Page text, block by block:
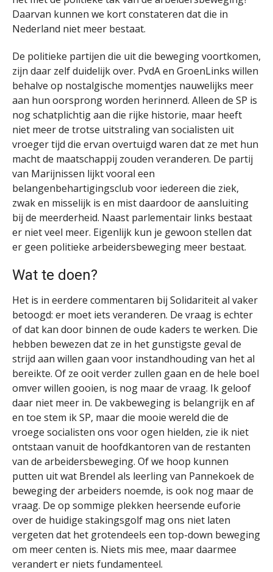
Daarvan kunnen we kort constateren dat die in
Nederland niet meer bestaat.
De politieke partijen die uit die beweging voortkomen,
zijn daar zelf duidelijk over. PvdA en GroenLinks willen
behalve op nostalgische momentjes nauwelijks meer
aan hun oorsprong worden herinnerd. Alleen de SP is
nog schatplichtig aan die rijke historie, maar heeft
niet meer de trotse uitstraling van socialisten uit
vroeger tijd die ervan overtuigd waren dat ze met hun
macht de maatschappij zouden veranderen. De partij
van Marijnissen lijkt vooral een
belangenbehartigingsclub voor iedereen die ziek,
zwak en misselijk is en mist daardoor de aansluiting
bij de meerderheid. Naast parlementair links bestaat
er niet veel meer. Eigenlijk kun je gewoon stellen dat
er geen politieke arbeidersbeweging meer bestaat.
Wat te doen?
Het is in eerdere commentaren bij Solidariteit al vaker
betoogd: er moet iets veranderen. De vraag is echter
of dat kan door binnen de oude kaders te werken. Die
hebben bewezen dat ze in het gunstigste geval de
strijd aan willen gaan voor instandhouding van het al
bereikte. Of ze ooit verder zullen gaan en de hele boel
omver willen gooien, is nog maar de vraag. Ik geloof
daar niet meer in. De vakbeweging is belangrijk en af
en toe stem ik SP, maar die mooie wereld die de
vroege socialisten ons voor ogen hielden, zie ik niet
ontstaan vanuit de hoofdkantoren van de restanten
van de arbeidersbeweging. Of we hoop kunnen
putten uit wat Brendel als leerling van Pannekoek de
beweging der arbeiders noemde, is ook nog maar de
vraag. De op sommige plekken heersende euforie
over de huidige stakingsgolf mag ons niet laten
vergeten dat het grotendeels een top-down beweging
om meer centen is. Niets mis mee, maar daarmee
verandert er niets fundamenteel.